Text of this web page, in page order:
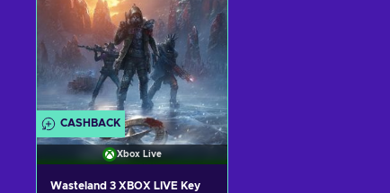
CASHBACK
Xbox Live
Wasteland 3 XBOX LIVE Key